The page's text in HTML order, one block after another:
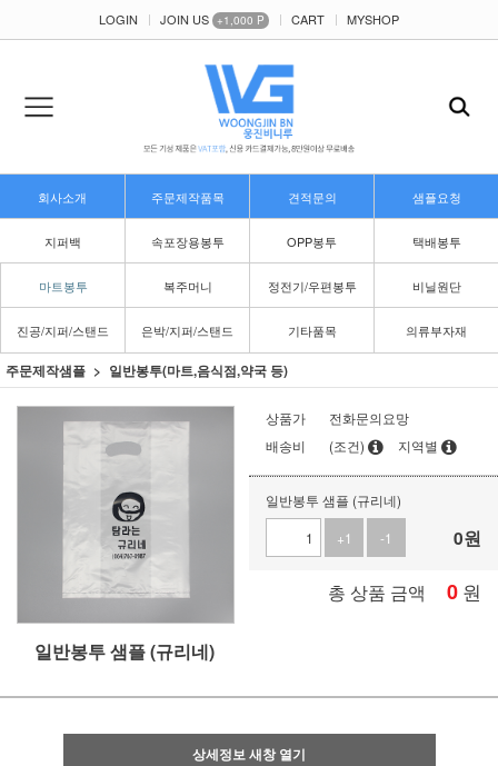
LOGIN JOIN US +1,000 P CART MYSHOP
회사소개 주문제작품목 견적문의 샘플요청
지퍼백 속포장용봉투 OPP봉투 택배봉투
마트봉투 복주머니 정전기/우편봉투 비닐원단
진공/지퍼/스탠드 은박/지퍼/스탠드 기타품목 의류부자재
주문제작샘플 일반봉투(마트,음식점,약국 등)
일반봉투 샘플 (규리네)
상품가
전화문의요망
배송비
(조건) 지역별
일반봉투 샘플 (규리네)
+1
-1 0원
총 상품 금액 0 원
상세정보 새창 열기